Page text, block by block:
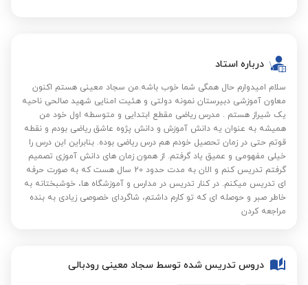
درباره استاد
سلام امیدوارم حال همگی شما خوب باشه.من سجاد معینی هستم اکنون
معاون آموزشی دبیرستان نمونه دولتی و ه‍ئیت امنایی شهید صالحی ناحیه
یک شیراز هستم . مدرس ریاضی مقطع ابتدایی و متوسطه اول خود من
همیشه به عنوان یه دانش آموزش و دانش پژوه عاشق ریاضی بودم و نقطه
قوتم حتی در زمان تحصیل خودم هم درس ریاضی بوده. بنابراین این درس را
خیلی مفهومی و عمیق یاد گرفتم. از همون زمان های دانش آموزی تصمیم
گرفتم تدریس کنم و الان به مدت حدود 20 سال هست که به صورت حرفه
ای تدریس میکنم. در کنار تدریس در مدارس و آموزشگاه ها، خوشبختانه به
خاطر صبر و حوصله ای که تو کارم داشتم، شاگردای خصوصی زیادی به بنده
مراجعه کردن
دروس تدریس شده توسط سجاد معینی رودبالی